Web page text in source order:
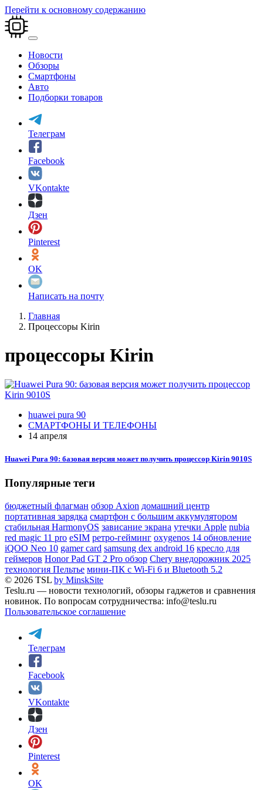
Перейти к основному содержанию
Новости
Обзоры
Смартфоны
Авто
Подборки товаров
Телеграм
Facebook
VKontakte
Дзен
Pinterest
OK
Написать на почту
Главная
Процессоры Kirin
процессоры Kirin
huawei pura 90
СМАРТФОНЫ И ТЕЛЕФОНЫ
14 апреля
Huawei Pura 90: базовая версия может получить процессор Kirin 9010S
Популярные теги
бюджетный флагман обзор Axion домашний центр
портативная зарядка смартфон с большим аккумулятором
стабильная HarmonyOS зависание экрана утечки Apple nubia
red magic 11 pro eSIM ретро-гейминг oxygenos 14 обновление
iQOO Neo 10 gamer card samsung dex android 16 кресло для
геймеров Honor Pad GT 2 Pro обзор Chery внедорожник 2025
технология Пельтье мини-ПК с Wi-Fi 6 и Bluetooth 5.2
© 2026 TSL by MinskSite
Teslu.ru — новости технологий, обзоры гаджетов и сравнения
новинок. По вопросам сотрудничества: info@teslu.ru
Пользовательское соглашение
Телеграм
Facebook
VKontakte
Дзен
Pinterest
OK